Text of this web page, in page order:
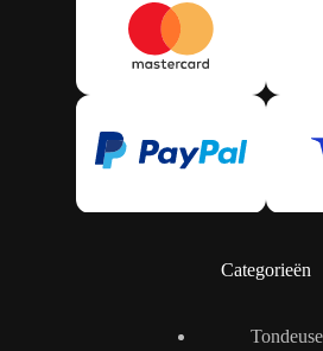
Categorieën